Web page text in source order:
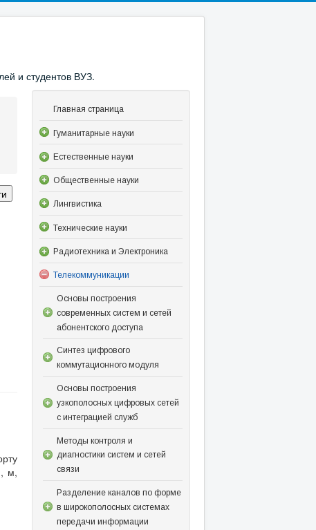
и студентов ВУЗ.
, м,
Главная страница
Гуманитарные науки
Естественные науки
Общественные науки
Лингвистика
Технические науки
Радиотехника и Электроника
Телекоммуникации
Основы построения
современных систем и сетей
абонентского доступа
Синтез цифрового
коммутационного модуля
Основы построения
узкополосных цифровых сетей
с интеграцией служб
Методы контроля и
диагностики систем и сетей
связи
Разделение каналов по форме
в широкополосных системах
передачи информации